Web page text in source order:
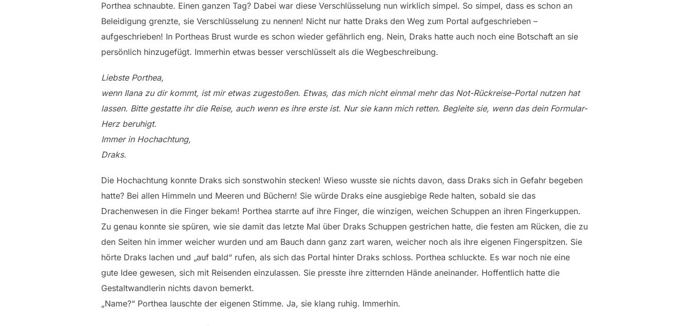
Porthea schnaubte. Einen ganzen Tag? Dabei war diese Verschlüsselung nun wirklich simpel. So simpel, dass es schon an
Beleidigung grenzte, sie Verschlüsselung zu nennen! Nicht nur hatte Draks den Weg zum Portal aufgeschrieben –
aufgeschrieben! In Portheas Brust wurde es schon wieder gefährlich eng. Nein, Draks hatte auch noch eine Botschaft an sie
persönlich hinzugefügt. Immerhin etwas besser verschlüsselt als die Wegbeschreibung.
Liebste Porthea,
wenn Ilana zu dir kommt, ist mir etwas zugestoßen. Etwas, das mich nicht einmal mehr das Not-Rückreise-Portal nutzen hat
lassen. Bitte gestatte ihr die Reise, auch wenn es ihre erste ist. Nur sie kann mich retten. Begleite sie, wenn das dein Formular-
Herz beruhigt.
Immer in Hochachtung,
Draks.
Die Hochachtung konnte Draks sich sonstwohin stecken! Wieso wusste sie nichts davon, dass Draks sich in Gefahr begeben
hatte? Bei allen Himmeln und Meeren und Büchern! Sie würde Draks eine ausgiebige Rede halten, sobald sie das
Drachenwesen in die Finger bekam! Porthea starrte auf ihre Finger, die winzigen, weichen Schuppen an ihren Fingerkuppen.
Zu genau konnte sie spüren, wie sie damit das letzte Mal über Draks Schuppen gestrichen hatte, die festen am Rücken, die zu
den Seiten hin immer weicher wurden und am Bauch dann ganz zart waren, weicher noch als ihre eigenen Fingerspitzen. Sie
hörte Draks lachen und „auf bald“ rufen, als sich das Portal hinter Draks schloss. Porthea schluckte. Es war noch nie eine
gute Idee gewesen, sich mit Reisenden einzulassen. Sie presste ihre zitternden Hände aneinander. Hoffentlich hatte die
Gestaltwandlerin nichts davon bemerkt.
„Name?“ Porthea lauschte der eigenen Stimme. Ja, sie klang ruhig. Immerhin.